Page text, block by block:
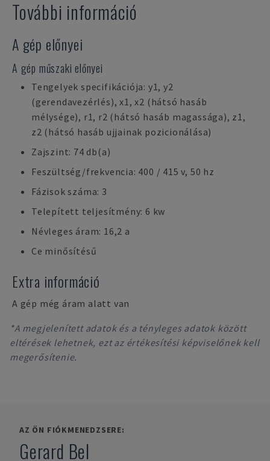
További információ
A gép előnyei
A gép műszaki előnyei
Tengelyek specifikációja: y1, y2
(gerendavezérlés), x1, x2 (hátsó hasáb
mélysége), r1, r2 (hátsó hasáb magassága), z1,
z2 (hátsó hasáb ujjainak pozicionálása)
Zajszint: 74 db(a)
Feszültség/frekvencia: 400 / 415 v, 50 hz
Fázisok száma: 3
Telepített teljesítmény: 6 kw
Névleges áram: 16,2 a
Ce minősítésű
Extra információ
A gép még áram alatt van
*A megjelenített adatok és a tényleges adatok között
eltérések lehetnek, ezt az értékesítési képviselőnek kell
megerősítenie.
AZ ÖN FIÓKMENEDZSERE:
Gerard Bel